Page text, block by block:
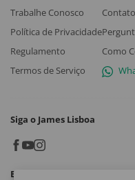
Trabalhe Conosco
Política de Privacidade
Regulamento
Termos de Serviço
Contato
Como
Siga o James Lisboa
Baixe o App